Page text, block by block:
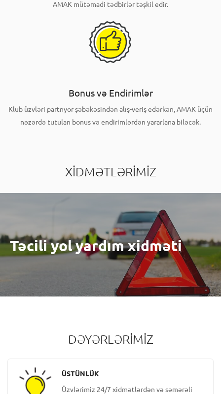
AMAK mütəmadi tədbirlər təşkil edir.
Bonus və Endirimlər
Klub üzvləri partnyor şəbəkəsindən alış-veriş edərkən, AMAK üçün
nəzərdə tutulan bonus və endirimlərdən yararlana biləcək.
XİDMƏTLƏRİMİZ
Təcili yol yardım xidməti
DƏYƏRLƏRİMİZ
ÜSTÜNLÜK
Üzvlərimiz 24/7 xidmətlərdən və səmərəli